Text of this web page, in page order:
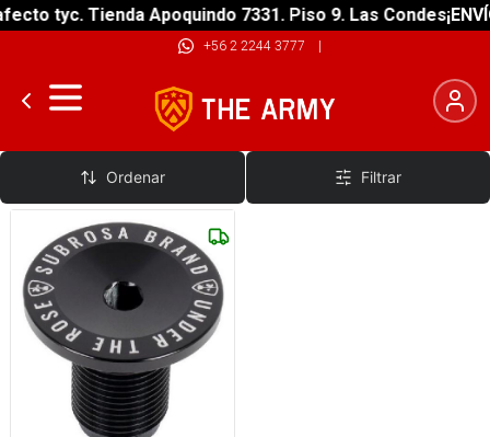
tyc. Tienda Apoquindo 7331. Piso 9. Las Condes
+56 2 2244 3777 |
Tapa Horquilla
Ordenar Filtrar